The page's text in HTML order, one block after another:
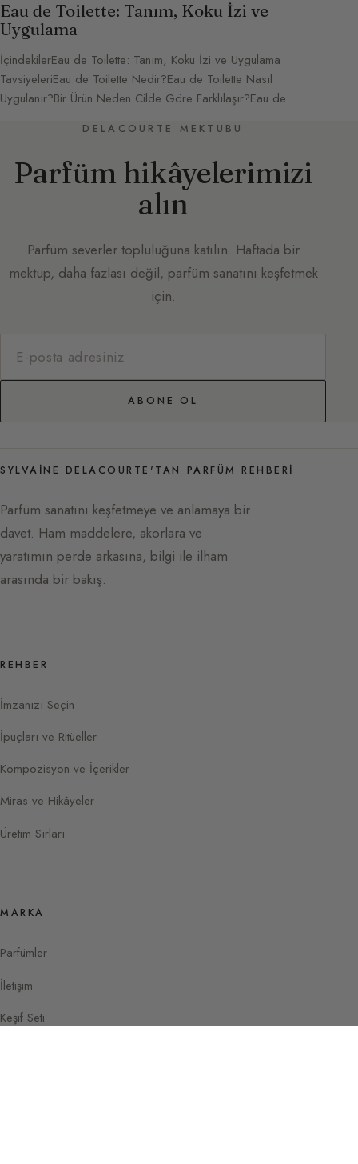
Eau de Toilette: Tanım, Koku İzi ve
Uygulama
İçindekilerEau de Toilette: Tanım, Koku İzi ve Uygulama
TavsiyeleriEau de Toilette Nedir?Eau de Toilette Nasıl
Uygulanır?Bir Ürün Neden Cilde Göre Farklılaşır?Eau de…
DELACOURTE MEKTUBU
Parfüm hikâyelerimizi
alın
Parfüm severler topluluğuna katılın. Haftada bir
mektup, daha fazlası değil, parfüm sanatını keşfetmek
için.
ABONE OL
SYLVAINE DELACOURTE'TAN PARFÜM REHBERI
Parfüm sanatını keşfetmeye ve anlamaya bir
davet. Ham maddelere, akorlara ve
yaratımın perde arkasına, bilgi ile ilham
arasında bir bakış.
REHBER
İmzanızı Seçin
İpuçları ve Ritüeller
Kompozisyon ve İçerikler
Miras ve Hikâyeler
Üretim Sırları
MARKA
Parfümler
İletişim
Keşif Seti